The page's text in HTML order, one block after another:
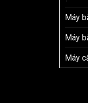
Máy
Máy
Máy